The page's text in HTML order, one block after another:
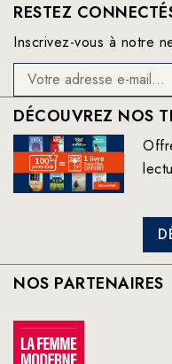
RESTEZ
Inscrivez-vous à notre
DÉCOUVREZ NOS
NOS PARTENAIRES